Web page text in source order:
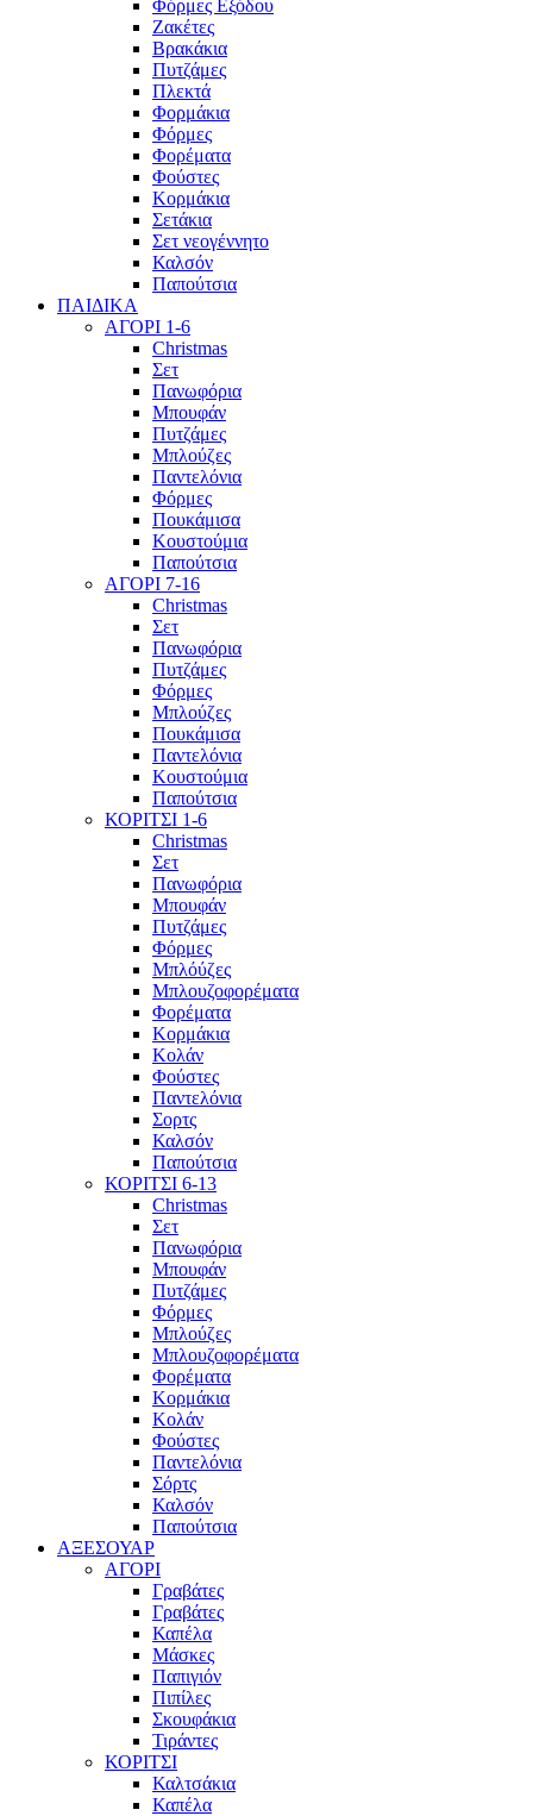
Φόρμες Εξόδου
Ζακέτες
Βρακάκια
Πυτζάμες
Πλεκτά
Φορμάκια
Φόρμες
Φορέματα
Φούστες
Κορμάκια
Σετάκια
Σετ νεογέννητο
Καλσόν
Παπούτσια
ΠΑΙΔΙΚΑ
ΑΓΟΡΙ 1-6
Christmas
Σετ
Πανωφόρια
Μπουφάν
Πυτζάμες
Μπλούζες
Παντελόνια
Φόρμες
Πουκάμισα
Κουστούμια
Παπούτσια
ΑΓΟΡΙ 7-16
Christmas
Σετ
Πανωφόρια
Πυτζάμες
Φόρμες
Μπλούζες
Πουκάμισα
Παντελόνια
Κουστούμια
Παπούτσια
ΚΟΡΙΤΣΙ 1-6
Christmas
Σετ
Πανωφόρια
Μπουφάν
Πυτζάμες
Φόρμες
Μπλόύζες
Μπλουζοφορέματα
Φορέματα
Κορμάκια
Κολάν
Φούστες
Παντελόνια
Σορτς
Καλσόν
Παπούτσια
ΚΟΡΙΤΣΙ 6-13
Christmas
Σετ
Πανωφόρια
Μπουφάν
Πυτζάμες
Φόρμες
Μπλούζες
Μπλουζοφορέματα
Φορέματα
Κορμάκια
Κολάν
Φούστες
Παντελόνια
Σόρτς
Καλσόν
Παπούτσια
ΑΞΕΣΟΥΑΡ
ΑΓΟΡΙ
Γραβάτες
Γραβάτες
Καπέλα
Μάσκες
Παπιγιόν
Πιπίλες
Σκουφάκια
Τιράντες
ΚΟΡΙΤΣΙ
Καλτσάκια
Καπέλα